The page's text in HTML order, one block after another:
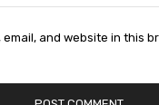
email, and website in this